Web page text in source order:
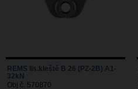
REMS lis.kleště B 26 (PZ-2B) A1-
32kN
Obj.č. 570870